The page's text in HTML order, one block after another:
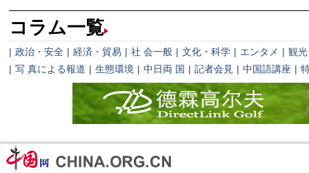
コラム一覧
| 政治・安全 | 経済・貿易 | 社 会一般 | 文化・科学 | エンタメ | 観光
| 写 真による報道 | 生態環境 | 中日両 国 | 記者会見 | 中国語講座 |